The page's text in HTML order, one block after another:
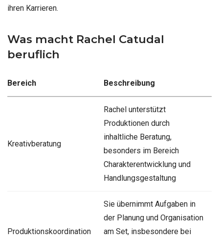
ihren Karrieren.
Was macht Rachel Catudal
beruflich
Bereich Beschreibung
Kreativberatung
Rachel unterstützt
Produktionen durch
inhaltliche Beratung,
besonders im Bereich
Charakterentwicklung und
Handlungsgestaltung
Produktionskoordination
Sie übernimmt Aufgaben in
der Planung und Organisation
am Set, insbesondere bei